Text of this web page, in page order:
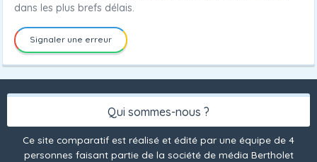
dans les plus brefs délais.
Signaler une erreur
Qui sommes-nous ?
Ce site comparatif est réalisé et édité par une équipe de 4
personnes faisant partie de la société de média Bertholet